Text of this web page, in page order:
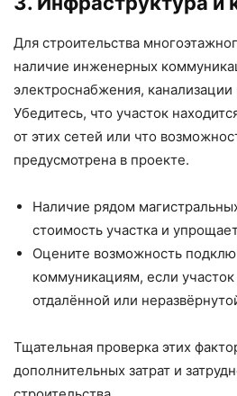
Для строительства
наличие инженерных
электроснабжения, канализации
Убедитесь, что участок
от этих сетей или что
предусмотрена в проекте.
Наличие рядом
стоимость участка и
Оцените возможность
коммуникациям, если участок
отдалённой или
Тщательная проверка этих
дополнительных затрат и